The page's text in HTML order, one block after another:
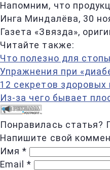
Напомним, что
Инга Миндалёва, 30
Газета «Звязда»,
Читайте также:
Что полезно для
Упражнения при
12 секретов здоровых
Из-за чего бывает
Понравилась статья?
Напишите свой
Имя*
Email*